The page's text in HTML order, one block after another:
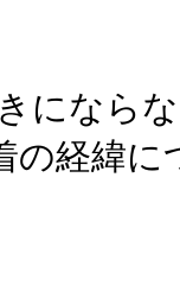
になら
の経緯